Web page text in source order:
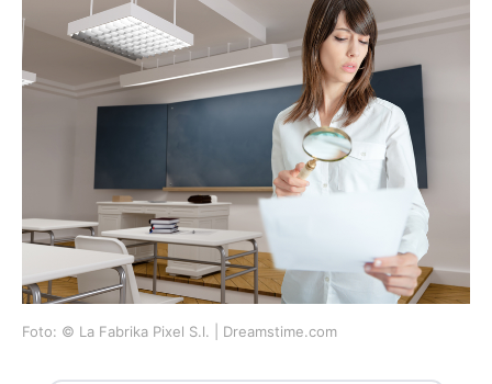
Foto: © La Fabrika Pixel S.l. | Dreamstime.com